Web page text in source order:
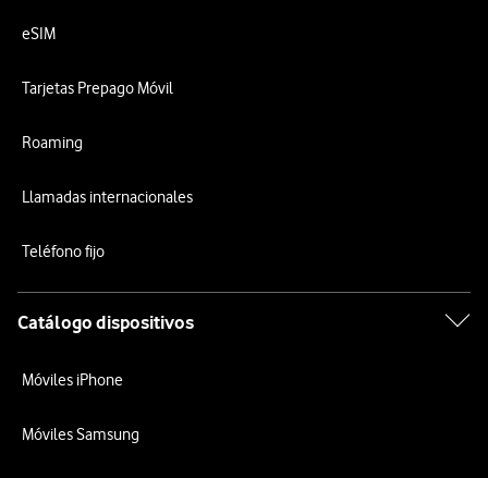
eSIM
Tarjetas Prepago Móvil
Roaming
Llamadas internacionales
Teléfono fijo
Catálogo dispositivos
Móviles iPhone
Móviles Samsung